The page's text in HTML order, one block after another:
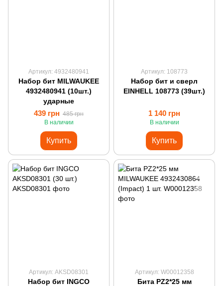
Артикул: 4932480941
Набор бит MILWAUKEE
4932480941 (10шт.)
ударные
439 грн 485 грн
В наличии
Купить
Артикул: 108773
Набор бит и сверл
EINHELL 108773 (39шт.)
1 140 грн
В наличии
Купить
Артикул: AKSD08301
Набор бит INGCO
Артикул: W00012358
Бита PZ2*25 мм